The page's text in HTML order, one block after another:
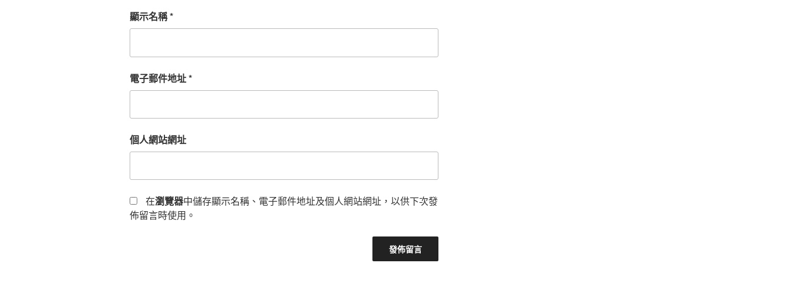
顯示名稱*
電子郵件地址*
個人網站網址
在瀏覽器中儲存顯示名稱、電子郵件地址及個人網站網址，以供下次發
佈留言時使用。